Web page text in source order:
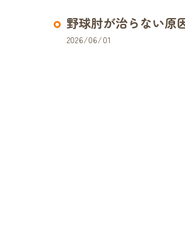
野球肘が治らない原
2026/06/01